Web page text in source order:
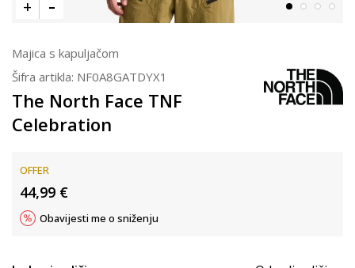
Majica s kapuljačom
Šifra artikla: NF0A8GATDYX1
The North Face TNF
Celebration
OFFER
44,99 €
Obavijesti me o sniženju